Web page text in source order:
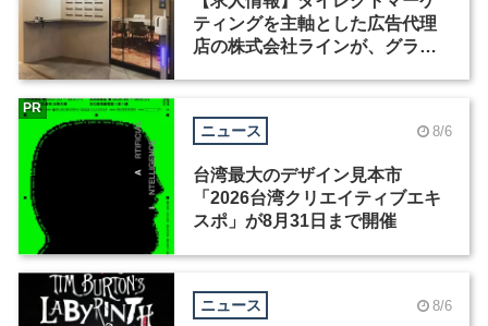
ティングを主軸とした広告代理
店の株式会社ラインが、グラフ
ニュース 8/6
台湾最大のデザイン見本市
「2026台湾クリエイティブエキ
スポ」が8月31日まで開催
PR
ニュース 8/6